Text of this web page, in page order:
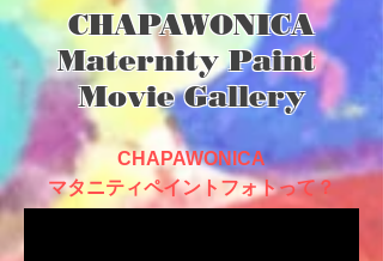
CHAPAWONICA
Maternity Paint
Movie Gallery
CHAPAWONICA
マタニティペイントフォトって？